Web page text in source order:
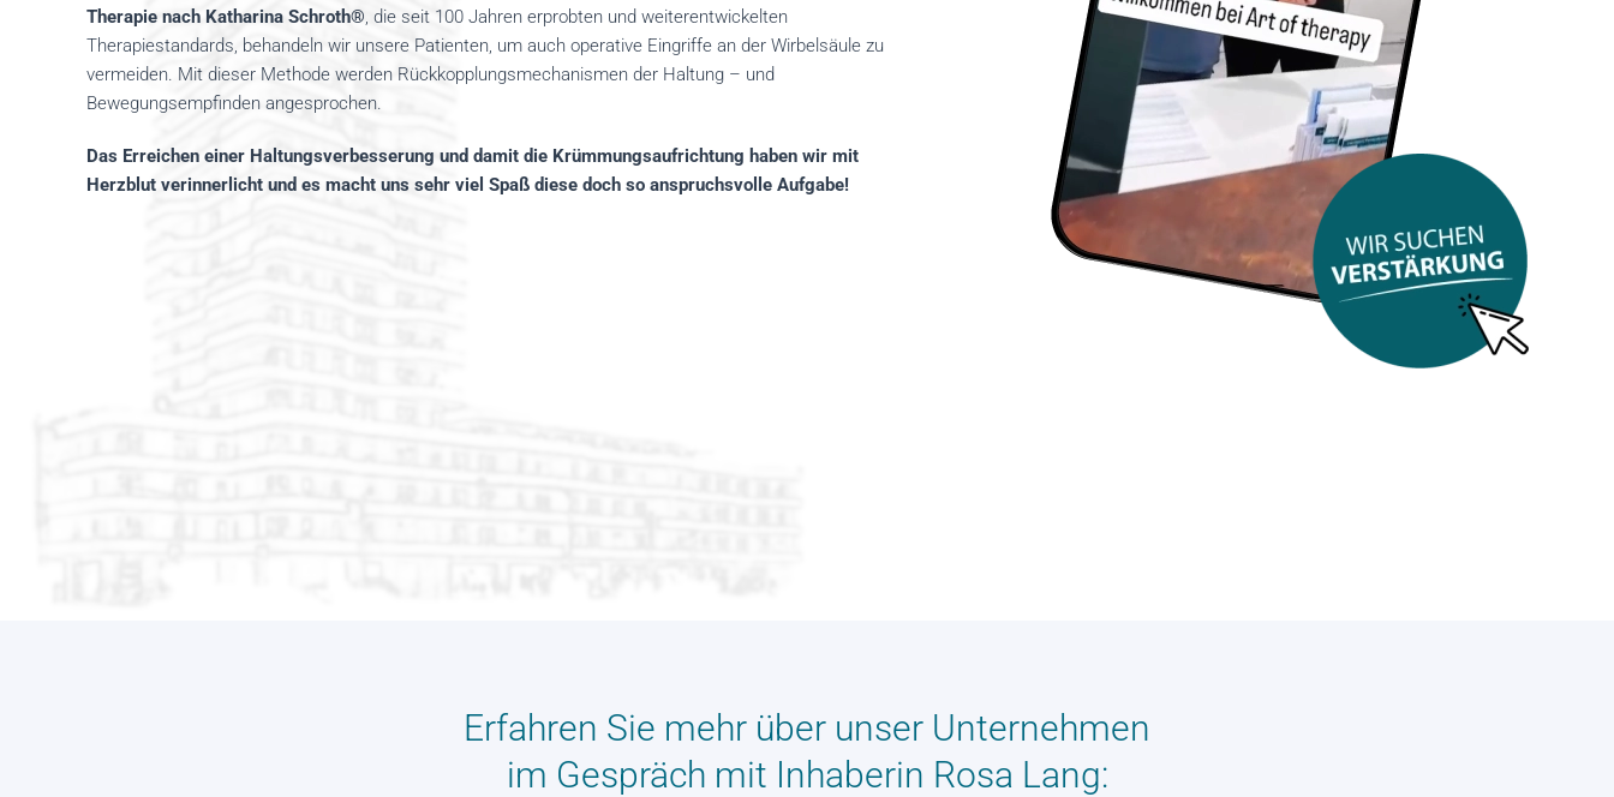
Therapie nach Katharina Schroth®, die seit 100 Jahren erprobten und weiterentwickelten
Therapiestandards, behandeln wir unsere Patienten, um auch operative Eingriffe an der Wirbelsäule zu
vermeiden. Mit dieser Methode werden Rückkopplungsmechanismen der Haltung – und
Bewegungsempfinden angesprochen.
Das Erreichen einer Haltungsverbesserung und damit die Krümmungsaufrichtung haben wir mit
Herzblut verinnerlicht und es macht uns sehr viel Spaß diese doch so anspruchsvolle Aufgabe!
Erfahren Sie mehr über unser Unternehmen
im Gespräch mit Inhaberin Rosa Lang: